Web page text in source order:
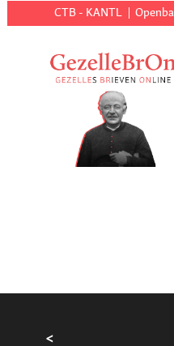
CTB - KANTL
<